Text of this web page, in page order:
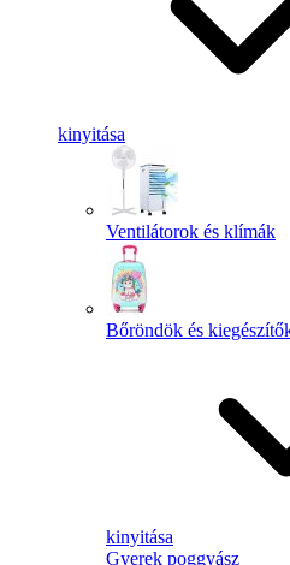
kinyitása
Ventilátorok és klímák
Bőröndök és
kinyitása
Gyerek poggyász